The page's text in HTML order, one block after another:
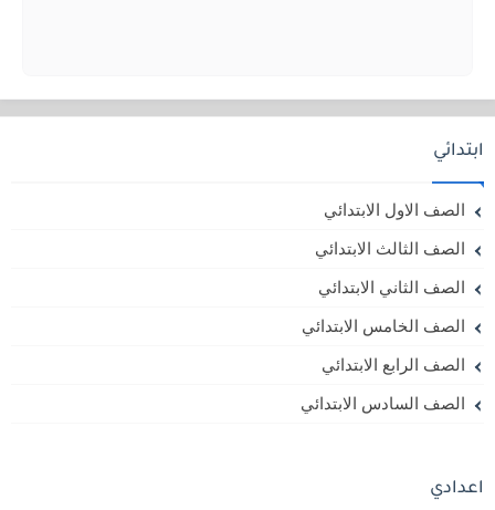
ابتدائي
الصف الاول الابتدائي
الصف الثالث الابتدائي
الصف الثاني الابتدائي
الصف الخامس الابتدائي
الصف الرابع الابتدائي
الصف السادس الابتدائي
اعدادي